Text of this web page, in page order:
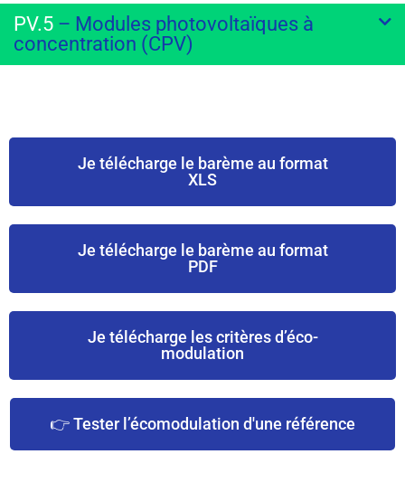
PV.5 – Modules photovoltaïques à
concentration (CPV)
Je télécharge le barème au format
XLS
Je télécharge le barème au format
PDF
Je télécharge les critères d’éco-
modulation
👉 Tester l’écomodulation d'une référence